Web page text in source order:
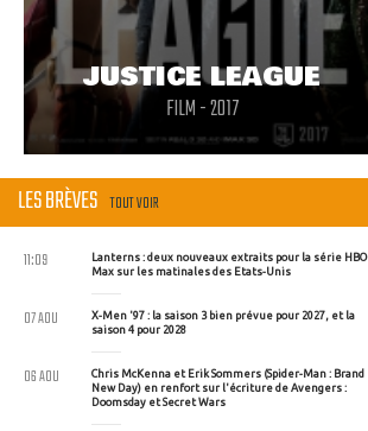
JUSTICE LEAGUE
FILM - 2017
LES BRÈVES TOUT VOIR
Lanterns : deux nouveaux extraits pour la série HBO
Max sur les matinales des Etats-Unis
11:09
X-Men '97 : la saison 3 bien prévue pour 2027, et la
saison 4 pour 2028
07 AOU
Chris McKenna et Erik Sommers (Spider-Man : Brand
New Day) en renfort sur l'écriture de Avengers :
Doomsday et Secret Wars
06 AOU